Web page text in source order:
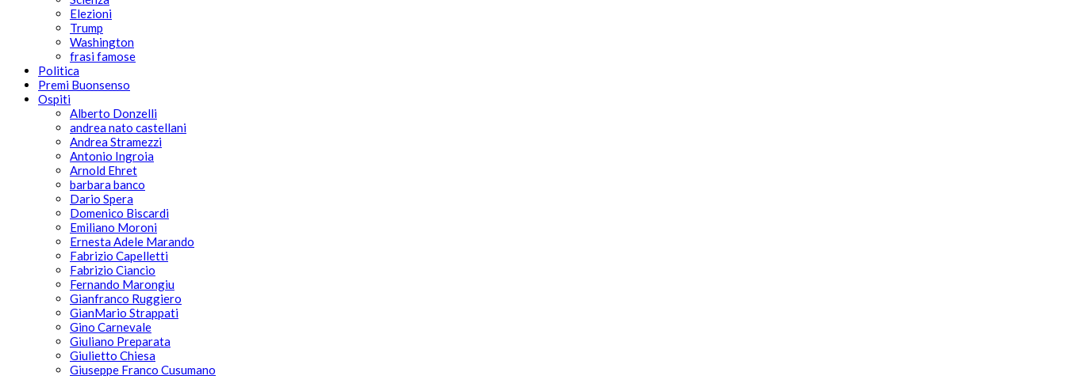
Elezioni
Trump
Washington
frasi famose
Politica
Premi Buonsenso
Ospiti
Alberto Donzelli
andrea nato castellani
Andrea Stramezzi
Antonio Ingroia
Arnold Ehret
barbara banco
Dario Spera
Domenico Biscardi
Emiliano Moroni
Ernesta Adele Marando
Fabrizio Capelletti
Fabrizio Ciancio
Fernando Marongiu
Gianfranco Ruggiero
GianMario Strappati
Gino Carnevale
Giuliano Preparata
Giulietto Chiesa
Giuseppe Franco Cusumano